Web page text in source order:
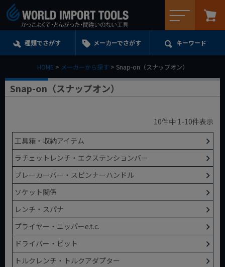
種類でさがす メーカーでさがす キーワード
HOME メーカーから探す Snap-on（スナップオン）
Snap-on（スナップオン）
10件中 1-10件表示
工具箱・収納アイテム
ラチェットレンチ・エクステンションバー
ブレーカーバー・スピンナーハンドル
ソケット関係
レンチ・スパナ
プライヤー・ニッパーe.t.c.
ドライバー・ビット
トルクレンチ・トルクアダプター